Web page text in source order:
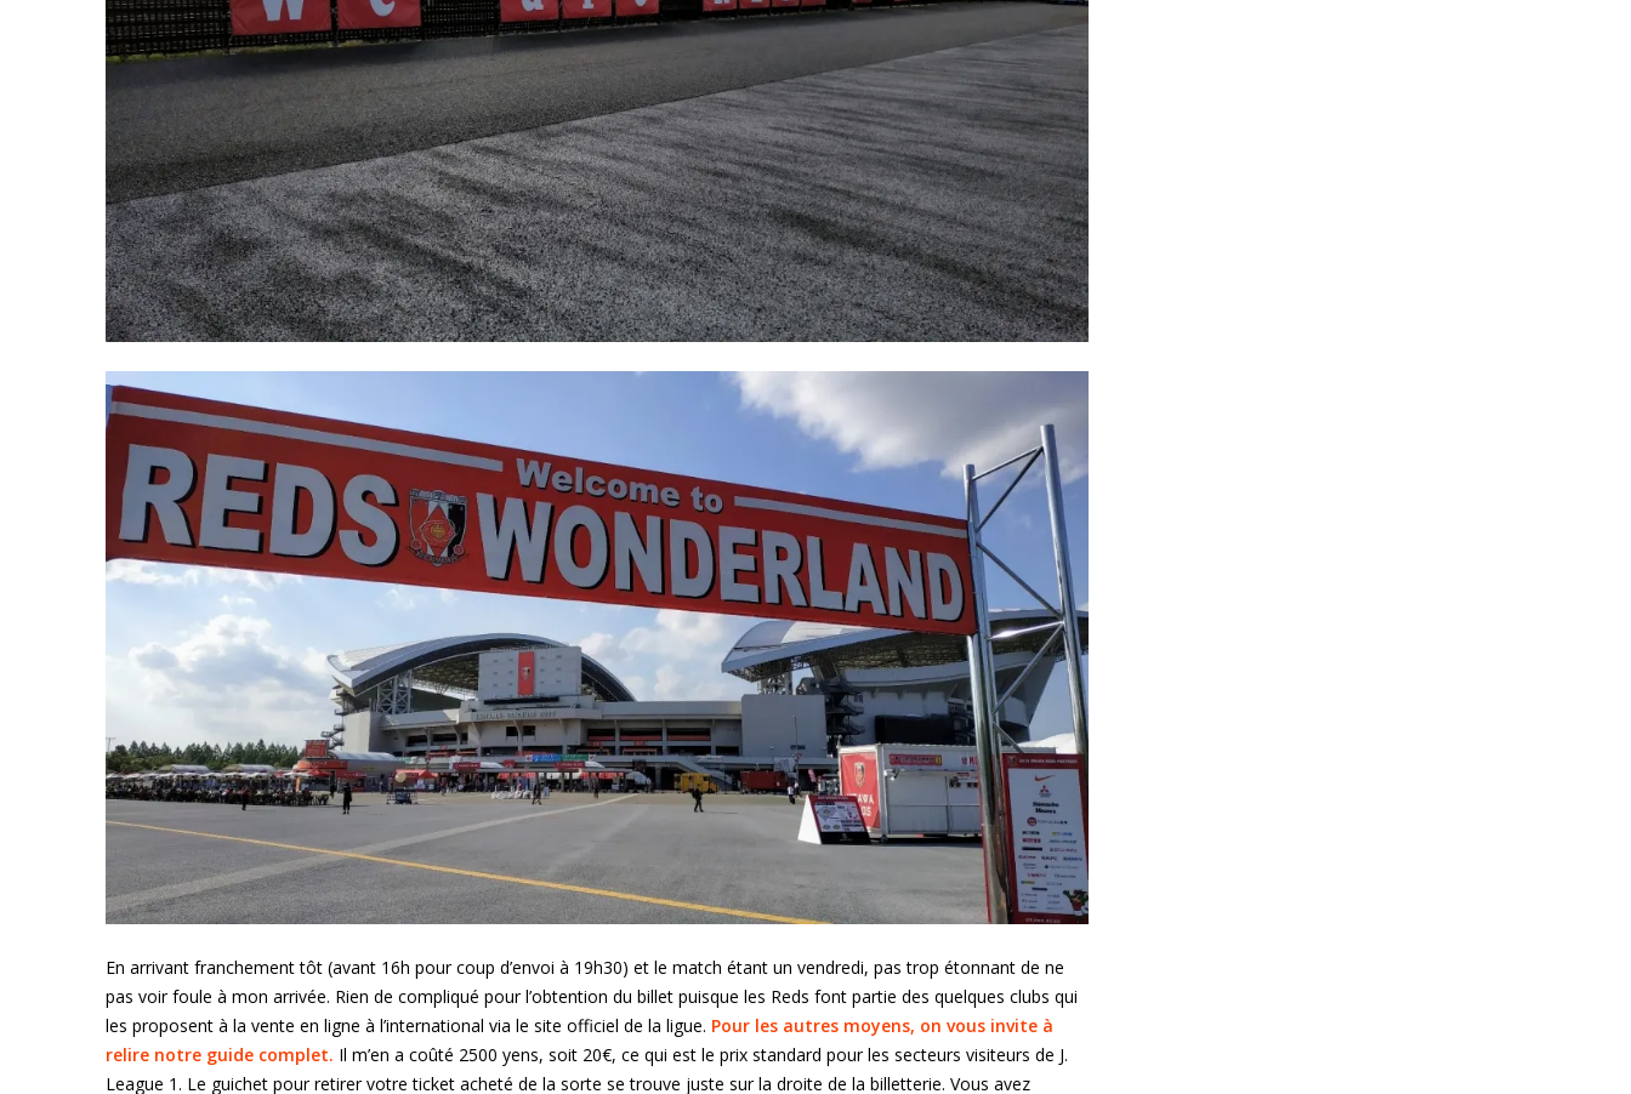
En arrivant franchement tôt (avant 16h pour coup d’envoi à 19h30) et le match étant un vendredi, pas trop étonnant de ne
pas voir foule à mon arrivée. Rien de compliqué pour l’obtention du billet puisque les Reds font partie des quelques clubs qui
les proposent à la vente en ligne à l’international via le site officiel de la ligue. Pour les autres moyens, on vous invite à
relire notre guide complet. Il m’en a coûté 2500 yens, soit 20€, ce qui est le prix standard pour les secteurs visiteurs de J.
League 1. Le guichet pour retirer votre ticket acheté de la sorte se trouve juste sur la droite de la billetterie. Vous avez